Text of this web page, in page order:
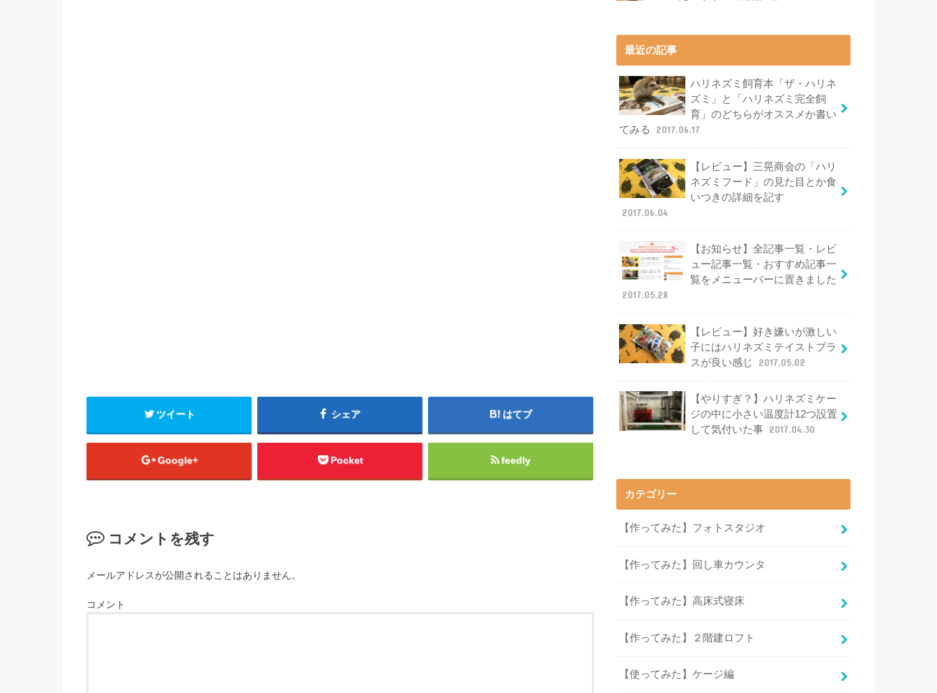
ツイート シェア はてブ
Google+ Pocket feedly
コメントを残す
メールアドレスが公開されることはありません。
コメント
最近の記事
ハリネズミ飼育本「ザ・ハリネ
ズミ」と「ハリネズミ完全飼
育」のどちらがオススメか書い
てみる
2017.06.17
【レビュー】三晃商会の「ハリ
ネズミフード」の見た目とか食
いつきの詳細を記す
2017.06.04
【お知らせ】全記事一覧・レビ
ュー記事一覧・おすすめ記事一
覧をメニューバーに置きました
2017.05.28
【レビュー】好き嫌いが激しい
子にはハリネズミテイストプラ
スが良い感じ
2017.05.02
【やりすぎ？】ハリネズミケー
ジの中に小さい温度計12つ設置
して気付いた事 2017.04.30
カテゴリー
【作ってみた】フォトスタジオ
【作ってみた】回し車カウンタ
【作ってみた】高床式寝床
【作ってみた】２階建ロフト
【使ってみた】ケージ編